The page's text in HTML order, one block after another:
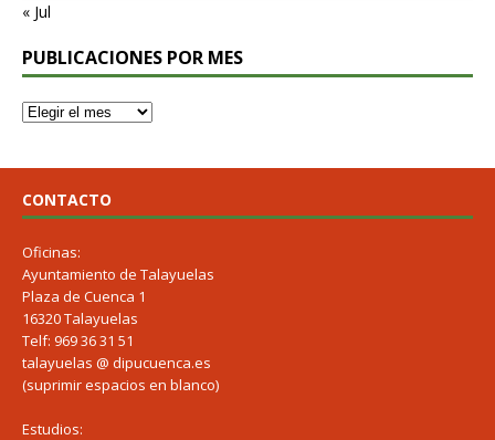
« Jul
PUBLICACIONES POR MES
CONTACTO
Oficinas:
Ayuntamiento de Talayuelas
Plaza de Cuenca 1
16320 Talayuelas
Telf: 969 36 31 51
talayuelas @ dipucuenca.es
(suprimir espacios en blanco)
Estudios: